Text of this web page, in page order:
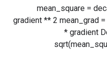
mean_square =
gradient ** 2 mean_grad
* gradient